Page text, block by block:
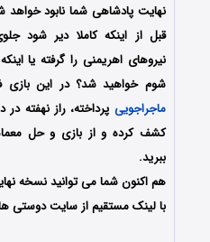
نهایت پادشاهی شما نابود خواهد
قبل از اینکه کاملا دیر شود
نیروهای اهریمنی را گرفته یا
شوم خواهید شد؟ در این بازی
ماجراجویی پرداخته، راز نهفته
کشف کرده و از بازی و حل
ببرید.
هم اکنون شما می توانید نسخه
با لینک مستقیم از سایت دوستی ها